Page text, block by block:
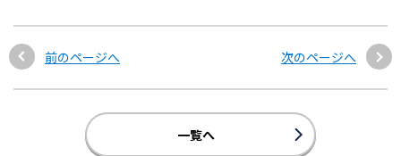
前のページへ 次のページへ
一覧へ